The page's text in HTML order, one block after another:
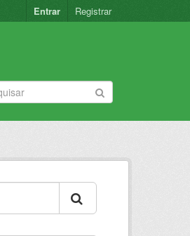
Entrar Registrar